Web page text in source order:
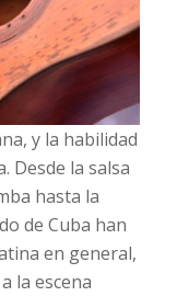
y la habilidad
Desde la salsa
hasta la
de Cuba han
en general,
la escena